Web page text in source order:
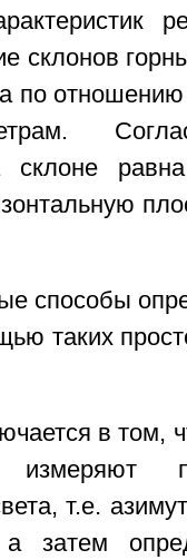
склонов
по отношению
склоне
способы
таких
в том,
т.е.
затем